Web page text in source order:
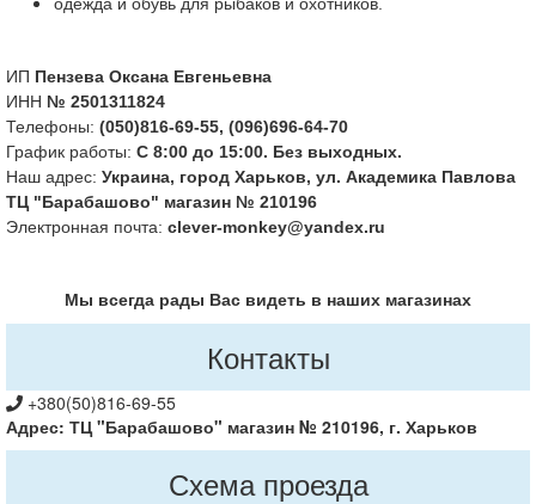
одежда и обувь для рыбаков и охотников.
ИП Пензева Оксана Евгеньевна
ИНН № 2501311824
Телефоны: (050)816-69-55, (096)696-64-70
График работы: С 8:00 до 15:00. Без выходных.
Наш адрес: Украина, город Харьков, ул. Академика Павлова
ТЦ "Барабашово" магазин № 210196
Электронная почта: clever-monkey@yandex.ru
Мы всегда рады Вас видеть в наших магазинах
Контакты
+380(50)816-69-55
Адрес: ТЦ "Барабашово" магазин № 210196, г. Харьков
Схема проезда